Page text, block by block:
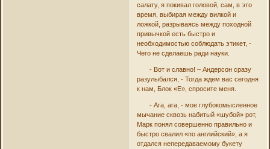
салату, я покивал головой, сам, в это
время, выбирая между вилкой и
ложкой, разрываясь между походной
привычкой есть быстро и
необходимостью соблюдать этикет, -
Чего не сделаешь ради науки.
- Вот и славно! – Андерсон сразу
разулыбался, - Тогда ждем вас сегодня
к нам, Блок «Е», спросите меня.
- Ага, ага, - мое глубокомысленное
мычание сквозь набитый «шубой» рот,
Марк понял совершенно правильно и
быстро свалил «по английский», а я
отдался непередаваемому букету